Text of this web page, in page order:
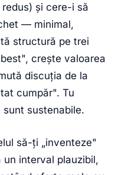
și cere-i să
— minimal,
structură pe trei
crește valoarea
discuția de la
cumpăr". Tu
sustenabile.
să-ți „inventeze"
un interval plauzibil,